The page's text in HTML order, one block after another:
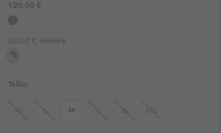
120,00 €
Sale price:
60,00 € Regular price:
120,00 €
Taille:
XS S M L XL XXL